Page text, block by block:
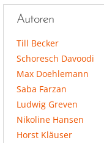
Autoren
Till Becker
Schoresch Davoodi
Max Doehlemann
Saba Farzan
Ludwig Greven
Nikoline Hansen
Horst Kläuser